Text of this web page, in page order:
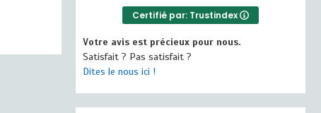
Certifié par: Trustindex
Votre avis est précieux pour nous.
Satisfait ? Pas satisfait ?
Dites le nous ici !